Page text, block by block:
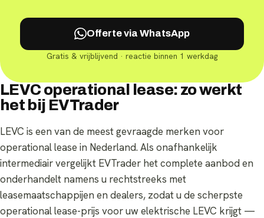
Offerte via WhatsApp
Gratis & vrijblijvend · reactie binnen 1 werkdag
LEVC operational lease: zo werkt
het bij EVTrader
LEVC is een van de meest gevraagde merken voor
operational lease in Nederland. Als onafhankelijk
intermediair vergelijkt EVTrader het complete aanbod en
onderhandelt namens u rechtstreeks met
leasemaatschappijen en dealers, zodat u de scherpste
operational lease-prijs voor uw elektrische LEVC krijgt —